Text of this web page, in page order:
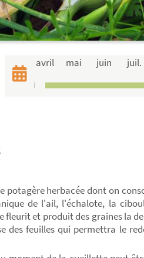
avril mai juin juil.
potagère herbacée dont on
de l'ail, l'échalote, la
fleurit et produit des graines la
des feuilles qui permettra le